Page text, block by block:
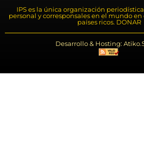
IPS es la única organización
personal y corresponsales en el mundo
países ricos. DONAR
Desarrollo & Hosting: